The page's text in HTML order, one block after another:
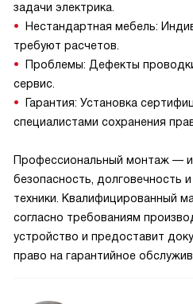
задачи электрика.
Нестандартная мебель:
требуют расчетов.
Проблемы: Дефекты
сервис.
Гарантия: Установка
специалистами сохранения
Профессиональный монтаж —
безопасность, долговечность
техники. Квалифицированный
согласно требованиям
устройство и предоставит
право на гарантийное